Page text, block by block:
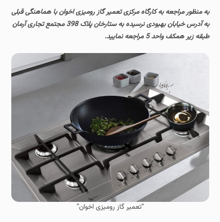
به منظور مراجعه به کارگاه مرکزی تعمیر گاز رومیزی اخوان با هماهنگی قبلی
به آدرس خیابان بهبودی نرسیده به ستارخان پلاک 398 مجتمع تجاری آرمان
طبقه زیر همکف واحد 5 مراجعه نمایید.
“تعمیر گاز رومیزی اخوان”